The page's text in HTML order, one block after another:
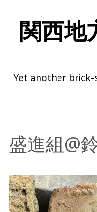
関西地
Yet another brick-
盛進組@